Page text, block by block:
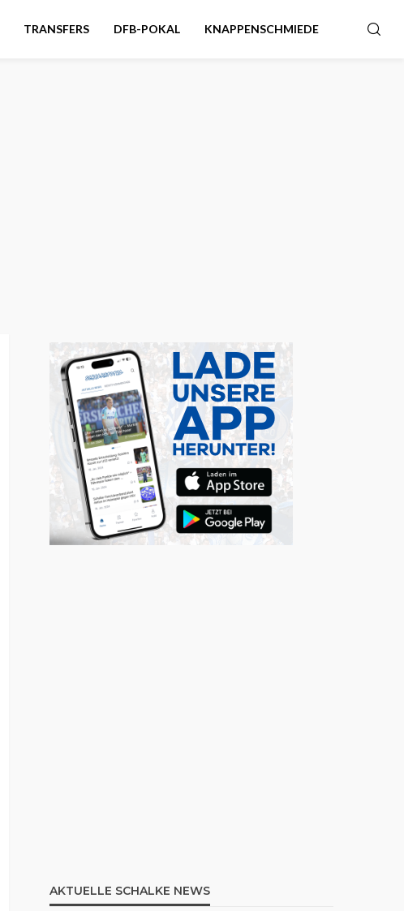
TRANSFERS DFB-POKAL KNAPPENSCHMIEDE
AKTUELLE SCHALKE NEWS